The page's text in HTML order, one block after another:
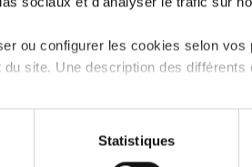
ou configurer les cookies selon vos
site. Une description des
(ex : lecture de vidéos,
de l’affichage du site)
Statistiques